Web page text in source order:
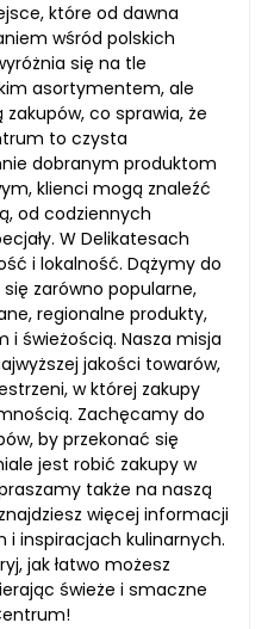
które od dawna
wśród polskich
się na tle
asortymentem, ale
co sprawia, że
to czysta
dobranym produktom
klienci mogą znaleźć
od codziennych
W Delikatesach
i lokalność. Dążymy do
zarówno popularne,
regionalne produkty,
świeżością. Nasza misja
jakości towarów,
w której zakupy
Zachęcamy do
by przekonać się
jest robić zakupy w
także na naszą
więcej informacji
inspiracjach kulinarnych.
jak łatwo możesz
świeże i smaczne